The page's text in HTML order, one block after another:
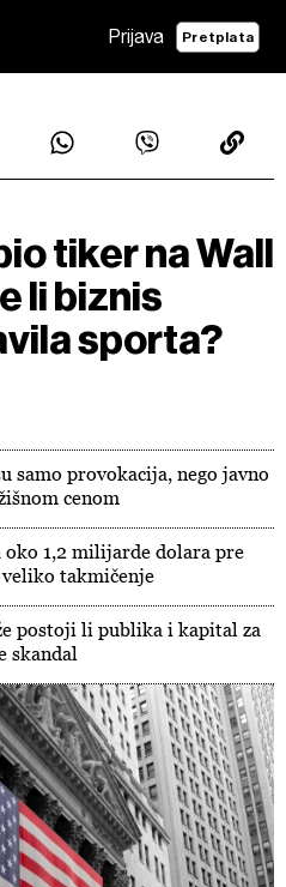
Prijava Pretplata
tiker na Wall
li biznis
sporta?
samo provokacija, nego javno
cenom
1,2 milijarde dolara pre
takmičenje
postoji li publika i kapital za
skandal